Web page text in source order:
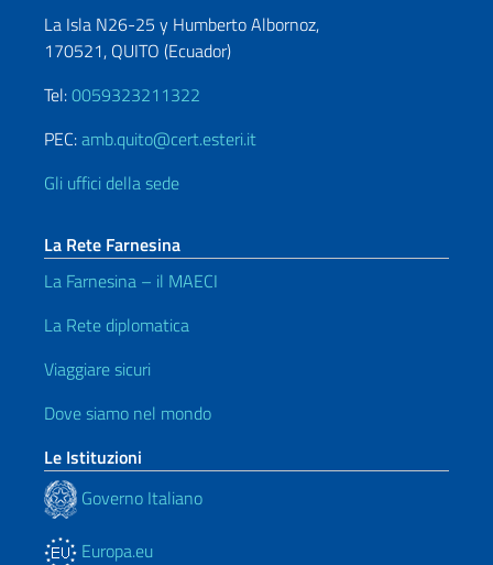
La Isla N26-25 y Humberto Albornoz,
170521, QUITO (Ecuador)
Tel:0059323211322
PEC:amb.quito@cert.esteri.it
Gli uffici della sede
La Rete Farnesina
La Farnesina – il MAECI
La Rete diplomatica
Viaggiare sicuri
Dove siamo nel mondo
Le Istituzioni
Governo Italiano
Europa.eu